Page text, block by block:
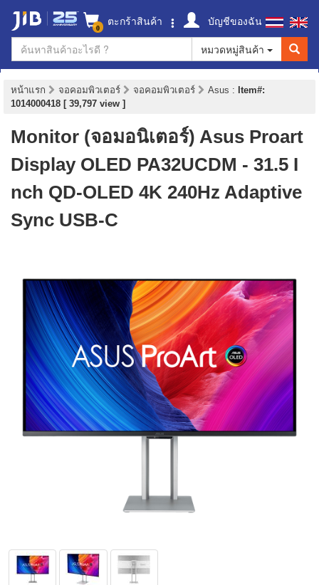
0 ตะกร้าสินค้า
บัญชีของฉัน
หมวดหมู่สินค้า
หน้าแรก จอคอมพิวเตอร์ จอคอมพิวเตอร์ Asus : Item#:
1014000418 [ 39,797 view ]
Monitor (จอมอนิเตอร์) Asus Proart
Display OLED PA32UCDM - 31.5 I
nch QD-OLED 4K 240Hz Adaptive
Sync USB-C